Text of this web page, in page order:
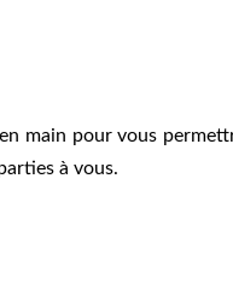
main pour vous
à vous.